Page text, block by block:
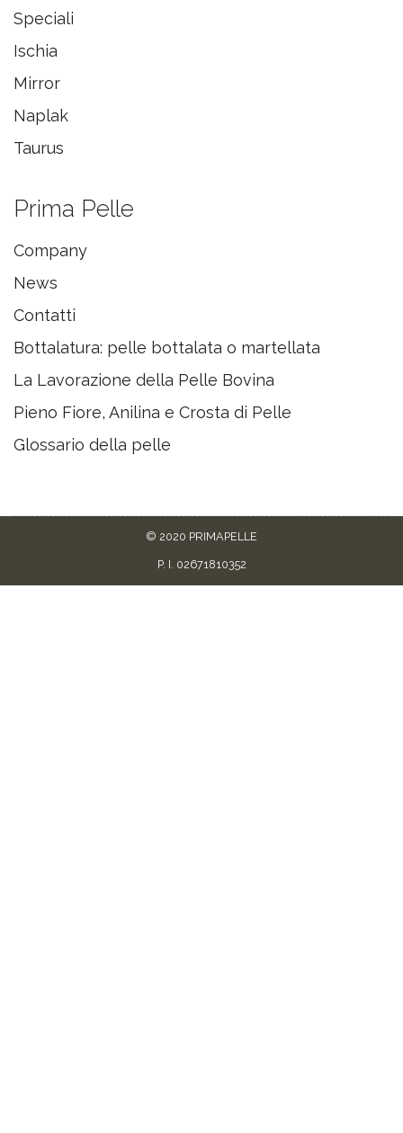
Speciali
Ischia
Mirror
Naplak
Taurus
Prima Pelle
Company
News
Contatti
Bottalatura: pelle bottalata o martellata
La Lavorazione della Pelle Bovina
Pieno Fiore, Anilina e Crosta di Pelle
Glossario della pelle
© 2020 PRIMAPELLE
P. I. 02671810352